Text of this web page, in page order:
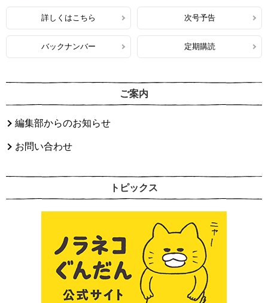
詳しくはこちら 次号予告
バックナンバー 定期購読
ご案内
編集部からのお知らせ
お問い合わせ
トピックス